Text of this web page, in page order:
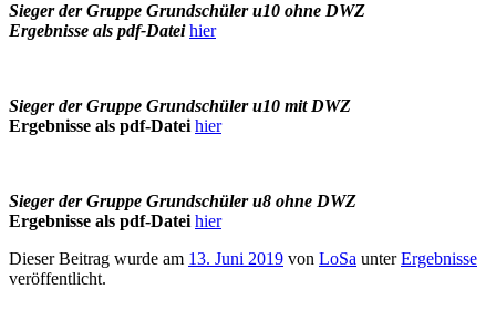
Sieger der Gruppe Grundschüler u10 ohne DWZ
Ergebnisse als pdf-Dateihier
Sieger der Gruppe Grundschüler u10 mit DWZ
Ergebnisse als pdf-Datei hier
Sieger der Gruppe Grundschüler u8 ohne DWZ
Ergebnisse als pdf-Datei hier
Dieser Beitrag wurde am 13. Juni 2019 von LoSa unterErgebnisse
veröffentlicht.